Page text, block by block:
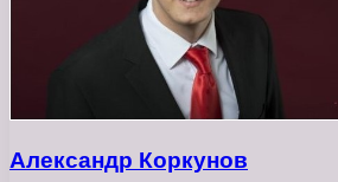
Александр Коркунов